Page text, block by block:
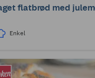
flatbrød med
Enkel